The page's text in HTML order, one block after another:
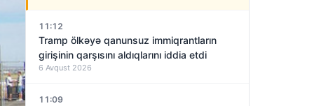
11:12
Tramp ölkəyə qanunsuz immiqrantların
girişinin qarşısını aldıqlarını iddia etdi
6 Avqust 2026
11:09